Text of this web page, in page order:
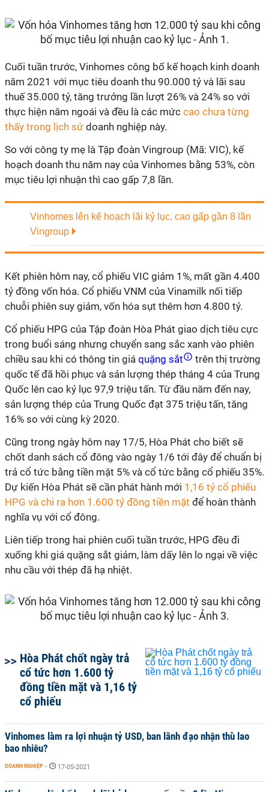
Cuối tuần trước, Vinhomes công bố kế hoạch kinh doanh
năm 2021 với mục tiêu doanh thu 90.000 tỷ và lãi sau
thuế 35.000 tỷ, tăng trưởng lần lượt 26% và 24% so với
thực hiện năm ngoái và đều là các mức cao chưa từng
thấy trong lịch sử doanh nghiệp này.
So với công ty mẹ là Tập đoàn Vingroup (Mã: VIC), kế
hoạch doanh thu năm nay của Vinhomes bằng 53%, còn
mục tiêu lợi nhuận thì cao gấp 7,8 lần.
Vinhomes lên kế hoạch lãi kỷ lục, cao gấp gần 8 lần
Vingroup
Kết phiên hôm nay, cổ phiếu VIC giảm 1%, mất gần 4.400
tỷ đồng vốn hóa. Cổ phiếu VNM của Vinamilk nối tiếp
chuỗi phiên suy giảm, vốn hóa sụt thêm hơn 4.800 tỷ.
Cổ phiếu HPG của Tập đoàn Hòa Phát giao dịch tiêu cực
trong buổi sáng nhưng chuyển sang sắc xanh vào phiên
chiều sau khi có thông tin giá quặng sắt
trên thị trường
quốc tế đã hồi phục và sản lượng thép tháng 4 của Trung
Quốc lên cao kỷ lục 97,9 triệu tấn. Từ đầu năm đến nay,
sản lượng thép của Trung Quốc đạt 375 triệu tấn, tăng
16% so với cùng kỳ 2020.
Cũng trong ngày hôm nay 17/5, Hòa Phát cho biết sẽ
chốt danh sách cổ đông vào ngày 1/6 tới đây để chuẩn bị
trả cổ tức bằng tiền mặt 5% và cổ tức bằng cổ phiếu 35%.
Dự kiến Hòa Phát sẽ cần phát hành mới 1,16 tỷ cổ phiếu
HPG và chi ra hơn 1.600 tỷ đồng tiền mặt để hoàn thành
nghĩa vụ với cổ đông.
Liên tiếp trong hai phiên cuối tuần trước, HPG đều đi
xuống khi giá quặng sắt giảm, làm dấy lên lo ngại về việc
nhu cầu với thép đã hạ nhiệt.
Hòa Phát chốt ngày trả
cổ tức hơn 1.600 tỷ
đồng tiền mặt và 1,16 tỷ
cổ phiếu
Vinhomes làm ra lợi nhuận tỷ USD, ban lãnh đạo nhận thù lao
bao nhiêu?
DOANH NGHIỆP - 17-05-2021